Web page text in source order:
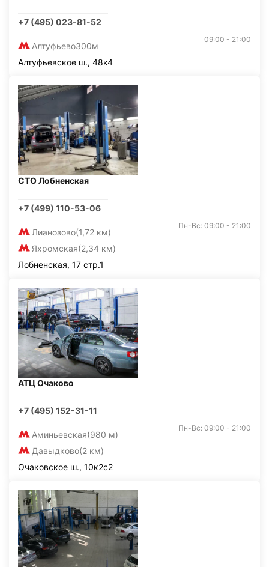
+7 (495) 023-81-52
Алтуфьево300м
09:00 - 21:00
Алтуфьевское ш., 48к4
СТО Лобненская
+7 (499) 110-53-06
Лианозово(1,72 км)
Яхромская(2,34 км)
Пн-Вс: 09:00 - 21:00
Лобненская, 17 стр.1
АТЦ Очаково
+7 (495) 152-31-11
Аминьевская(980 м)
Давыдково(2 км)
Пн-Вс: 09:00 - 21:00
Очаковское ш., 10к2с2